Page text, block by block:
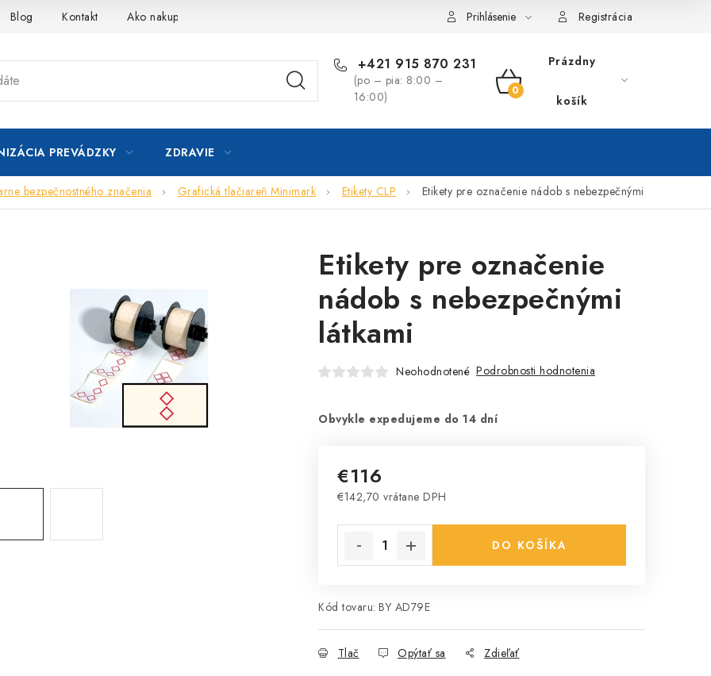
Blog Kontakt Ako nakupovať Prihlásenie Registrácia
+421 915 870 231
(po – pia: 8:00 –
16:00)
NÁKUPNÝ
Prázdny
košík
PREVÁDZKY ZDRAVIE
bezpečnostného značenia Grafická tlačiareň Minimark Etikety CLP Etikety pre označenie nádob s nebezpečnými
Etikety pre označenie
nádob s nebezpečnými
látkami
Neohodnotené Podrobnosti hodnotenia
Obvykle expedujeme do 14 dní
€116
€142,70 vrátane DPH
DO KOŠÍKA
Kód tovaru: BY AD79E
Tlač Opýtať sa Zdieľať